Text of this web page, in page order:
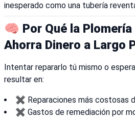
inesperado como una tubería
🧠 Por Qué la
Ahorra Dinero a Largo
Intentar repararlo tú mismo o
resultar en:
✖️ Reparaciones más costosas
✖️ Gastos de remediación por